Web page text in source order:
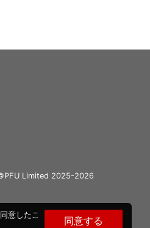
Limited 2025-2026
意したこ
同意する